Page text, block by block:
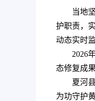
当地
护职责，
动态实时
2026
态修复成果
夏河
为功守护